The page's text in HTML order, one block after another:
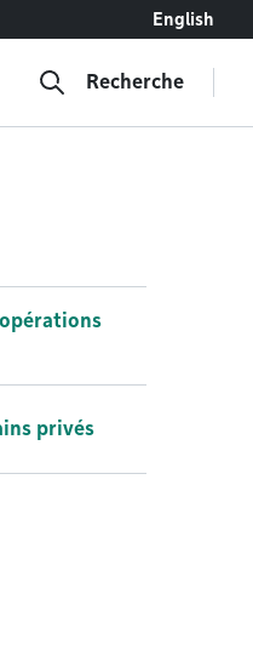
English
Recherche
privés